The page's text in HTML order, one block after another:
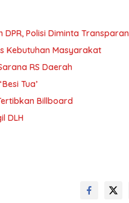
Polisi Diminta Transparan
Kebutuhan Masyarakat
RS Daerah
Tua’
Billboard
DLH